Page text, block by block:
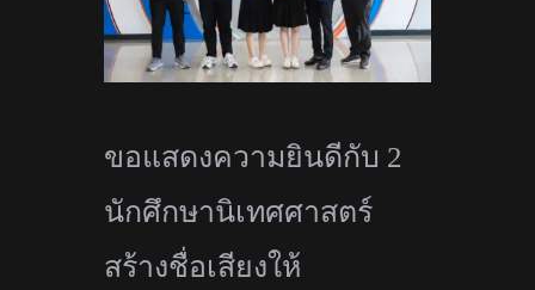
ขอแสดงความยินดีกับ 2
นักศึกษานิเทศศาสตร์
สร้างชื่อเสียงให้